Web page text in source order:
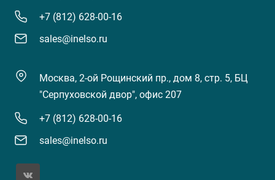
+7 (812) 628-00-16
sales@inelso.ru
Москва, 2-ой Рощинский пр., дом 8, стр. 5, БЦ
"Серпуховской двор", офис 207
+7 (812) 628-00-16
sales@inelso.ru